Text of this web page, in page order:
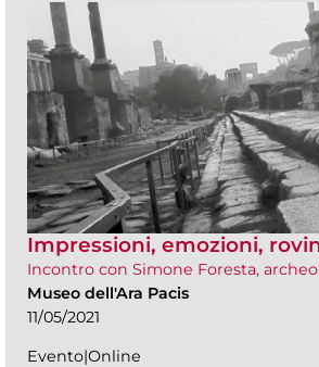
Impressioni, emozioni,
Incontro con Simone Foresta,
Museo dell'Ara Pacis
11/05/2021
Evento|Online